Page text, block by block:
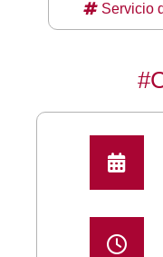
Servicio